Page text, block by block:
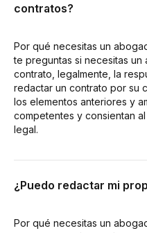
contratos?
Por qué necesitas un
te preguntas si necesitas
contrato, legalmente, la
redactar un contrato por su
los elementos anteriores y
competentes y consientan
legal.
¿Puedo redactar mi
Por qué necesitas un